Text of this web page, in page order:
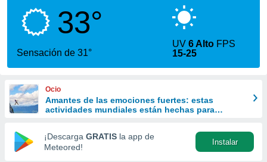
calidad.
a este
las
y
forma
digital
basada
33°
Sensación de 31°
UV6 Alto FPS
15-25
Ocio
Amantes de las emociones fuertes: estas
actividades mundiales están hechas para
¡Descarga GRATIS la app de
Meteored!
Instalar